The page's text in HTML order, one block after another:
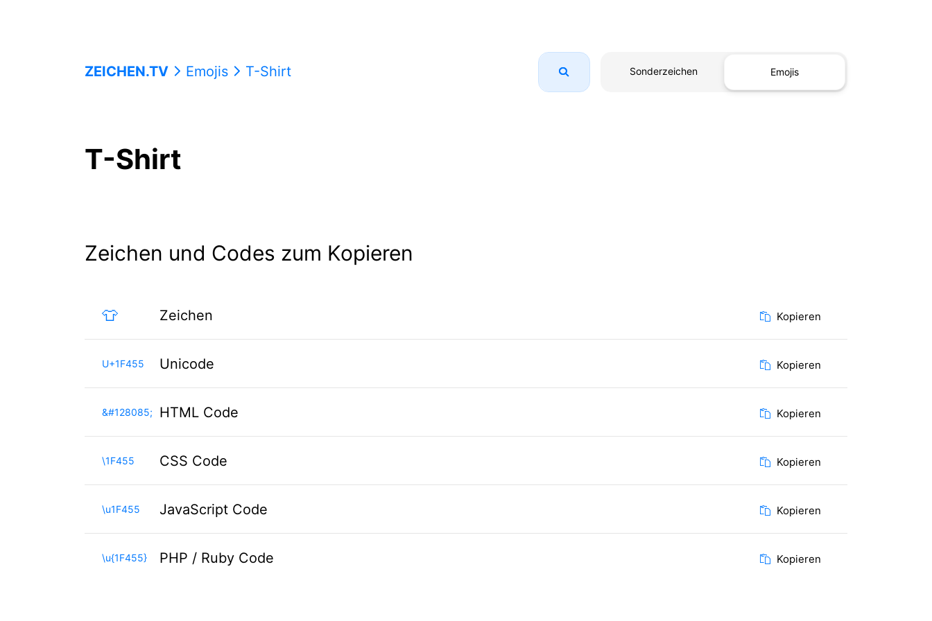
ZEICHEN.TV Emojis T-Shirt Sonderzeichen Emojis
T-Shirt
Zeichen und Codes zum Kopieren
👕 Zeichen Kopieren
U+1F455 Unicode Kopieren
&#128085; HTML Code Kopieren
\1F455 CSS Code Kopieren
\u1F455 JavaScript Code Kopieren
\u{1F455} PHP / Ruby Code Kopieren